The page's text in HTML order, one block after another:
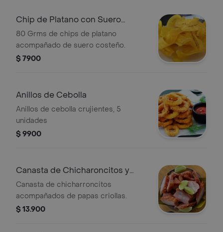
Chip de Platano con Suero
Costeño
80 Grms de chips de platano
acompañado de suero costeño.
$ 7900
Anillos de Cebolla
Anillos de cebolla crujientes, 5
unidades
$ 9900
Canasta de Chicharoncitos y
Papas Criollas
Canasta de chicharroncitos
acompañados de papas criollas.
$ 13.900